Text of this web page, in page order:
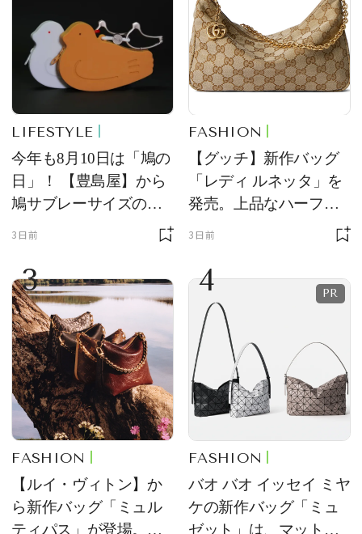
LIFESTYLE
今年も8月10日は「鳩の
日」！ 【豊島屋】から
鳩サブレーサイズのポ
ーチ「はとっこ」を限
3日前
FASHION
【グッチ】新作バッグ
「レディ ルネッタ」を
発売。上品なハーフム
ーン型がスタイリング
3日前
3
FASHION
【ルイ・ヴィトン】か
ら新作バッグ「ミュル
ティパス」が登場。ミ
4
FASHION
バオ バオ イッセイ ミヤ
ケの新作バッグ「ミュ
ゼット」は、マットな